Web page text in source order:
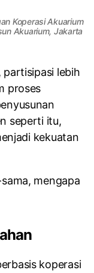
Koperasi Akuarium
Akuarium, Jakarta
lebih
proses
seperti itu,
kekuatan
mengapa
koperasi